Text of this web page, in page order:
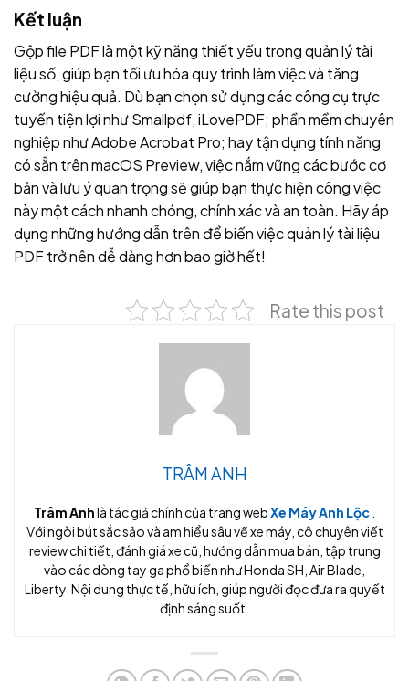
Kết luận
Gộp file PDF là một kỹ năng thiết yếu trong quản lý tài
liệu số, giúp bạn tối ưu hóa quy trình làm việc và tăng
cường hiệu quả. Dù bạn chọn sử dụng các công cụ trực
tuyến tiện lợi như Smallpdf, iLovePDF; phần mềm chuyên
nghiệp như Adobe Acrobat Pro; hay tận dụng tính năng
có sẵn trên macOS Preview, việc nắm vững các bước cơ
bản và lưu ý quan trọng sẽ giúp bạn thực hiện công việc
này một cách nhanh chóng, chính xác và an toàn. Hãy áp
dụng những hướng dẫn trên để biến việc quản lý tài liệu
PDF trở nên dễ dàng hơn bao giờ hết!
Rate this post
TRÂM ANH
Trâm Anhlà tác giả chính của trang webXe Máy Anh Lộc
Với ngòi bút sắc sảo và am hiểu sâu về xe máy, cô chuyên viết
review chi tiết, đánh giá xe cũ, hướng dẫn mua bán, tập trung
vào các dòng tay ga phổ biến như Honda SH, Air Blade,
Liberty. Nội dung thực tế, hữu ích, giúp người đọc đưa ra quyết
định sáng suốt.